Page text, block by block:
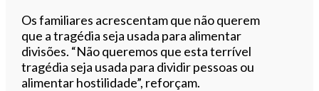
Os familiares acrescentam que não querem
que a tragédia seja usada para alimentar
divisões. “Não queremos que esta terrível
tragédia seja usada para dividir pessoas ou
alimentar hostilidade”, reforçam.